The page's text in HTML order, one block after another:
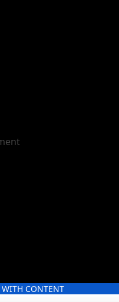
CONTENT